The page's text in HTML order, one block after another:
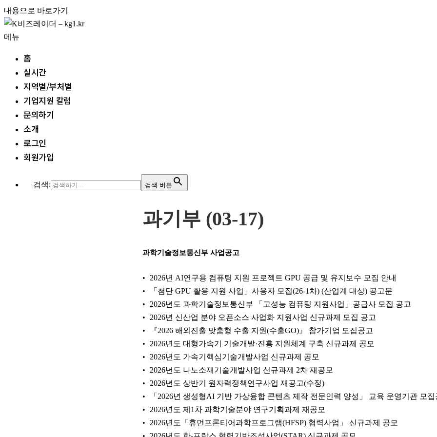
내용으로 바로가기
메뉴
홈
실시간
지역별/부처별
기업지원 칼럼
문의하기
소개
로그인
회원가입
검색: 검색 버튼
과기부 (03-17)
과학기술정보통신부 사업공고
2026년 AI연구용 컴퓨팅 지원 프로젝트 GPU 공급 및 유지보수 모집 안내
「첨단 GPU 활용 지원 사업」사용자 모집(26-1차) (산업계 대상) 공고문
2026년도 과학기술정보통신부 「고성능 컴퓨팅 지원사업」공급사 모집 공고
2026년 신산업 분야 오픈소스 사업화 지원사업 신규과제 모집 공고
『2026 해외진출 맞춤형 수출 지원(수출GO)』 참가기업 모집공고
2026년도 대형가속기 기술개발·진흥 지원체계 구축 신규과제 공모
2026년도 가속기핵심기술개발사업 신규과제 공모
2026년도 나노소재기술개발사업 신규과제 2차 재공모
2026년도 상반기 원자력정책연구사업 재공고(수정)
「2026년 생성형AI 기반 가상융합 콘텐츠 제작 전문인력 양성」 교육 운영기관 모집
2026년도 제1차 과학기술분야 연구기획과제 재공모
2026년도「휴먼프론티어과학프로그램(HFSP) 협력사업」 신규과제 공모